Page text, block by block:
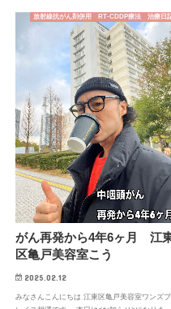
放射線抗がん剤併用 RT-CDDP療法 治療日
がん再発から4年6ヶ月 江
区亀戸美容室こう
2025.02.12
みなさんこんにちは 江東区亀戸美容室ワンズプ